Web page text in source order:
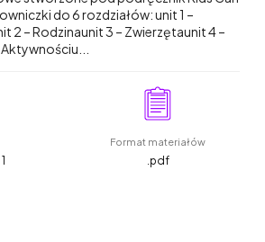
do 6 rozdziałów: unit 1 –
2 – Rodzinaunit 3 – Zwierzętaunit 4 –
Format materiałów
.pdf